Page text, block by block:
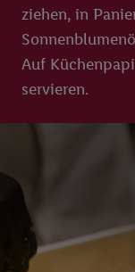
ziehen, in
Auf
servieren.